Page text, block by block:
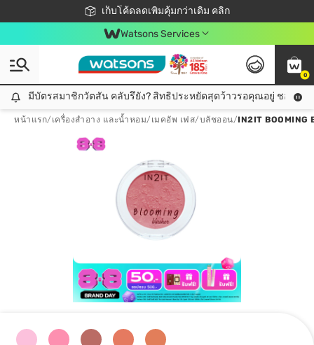
เก็บโค้ดลดเพิ่มคุ้มกว่าเดิม คลิก
ชอปออนไลน์ครั้งแรก ลดเพิ่มจุก ๆ 10%! 🎉
📦ส่งฟรี! เมื่อชอป 499฿
สมาชิกวัตสัน คลับดียังไง?
Watsons Services
0
มีบัตรสมาชิกวัตสัน คลับรึยัง? สิทธิประหยัดสุดว้าวรอคุณอยู่ ชอปคุ้มกว่าเดิม คลิก!
มีบัตรสมาชิกวัตสัน คลับรึยัง? สิทธิประหยัดสุดว้าวรอคุณอยู่ ชอปคุ้มก
หน้าแรก/ เครื่องสำอาง และน้ำหอม/ เมคอัพ เฟส/บลัชออน/IN2IT BOOMING